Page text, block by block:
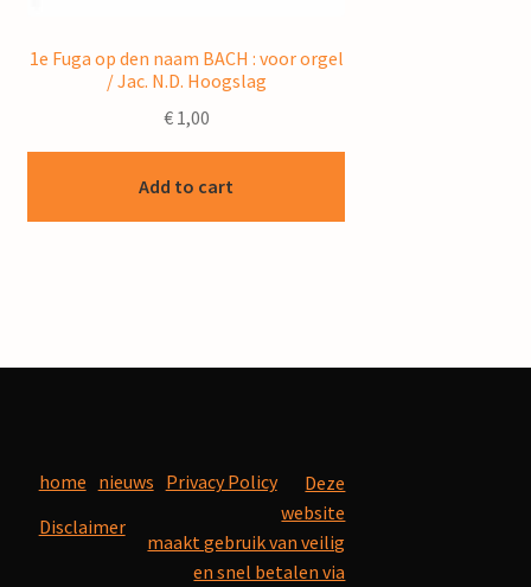
1e Fuga op den naam BACH : voor orgel
/ Jac. N.D. Hoogslag
€1,00
Add to cart
home nieuws Privacy Policy
Disclaimer
Deze
website
maakt gebruik van veilig
en snel betalen via